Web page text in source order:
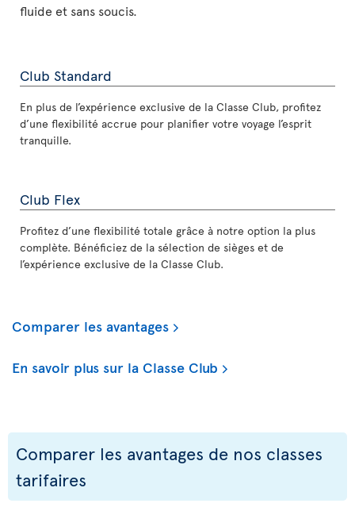
fluide et sans soucis.
Club Standard
En plus de l’expérience exclusive de la Classe Club, profitez
d’une flexibilité accrue pour planifier votre voyage l’esprit
tranquille.
Club Flex
Profitez d’une flexibilité totale grâce à notre option la plus
complète. Bénéficiez de la sélection de sièges et de
l’expérience exclusive de la Classe Club.
Comparer les avantages
En savoir plus sur la Classe Club
Comparer les avantages de nos classes
tarifaires